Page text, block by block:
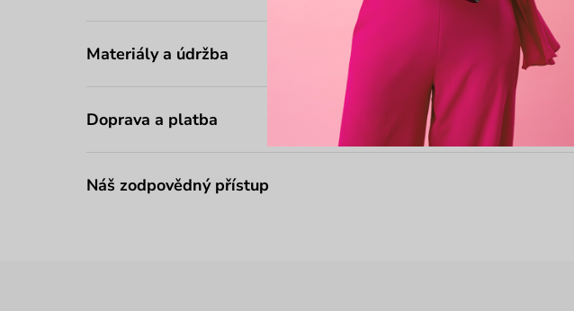
Materiály a údržba
Doprava a platba
Náš zodpovědný přístup